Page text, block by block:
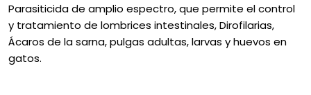
Parasiticida de amplio espectro, que permite el control
y tratamiento de lombrices intestinales, Dirofilarias,
Ácaros de la sarna, pulgas adultas, larvas y huevos en
gatos.